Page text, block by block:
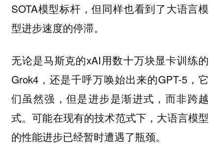
SOTA模型标杆，但同样也看到了大语言模
型进步速度的停滞。
无论是马斯克的xAI用数十万块显卡训练的
Grok4，还是千呼万唤始出来的GPT-5，它
们虽然强，但是进步是渐进式，而非跨越
式。可能在现有的技术范式下，大语言模型
的性能进步已经暂时遭遇了瓶颈。